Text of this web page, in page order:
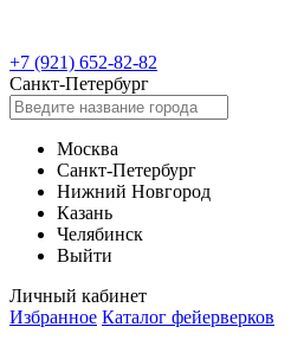
+7 (921) 652-82-82
Санкт-Петербург
Москва
Санкт-Петербург
Нижний Новгород
Казань
Челябинск
Выйти
Личный кабинет
Избранное Каталог фейерверков